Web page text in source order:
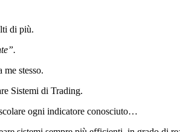
di più.
me stesso.
Sistemi di Trading.
ogni indicatore conosciuto…